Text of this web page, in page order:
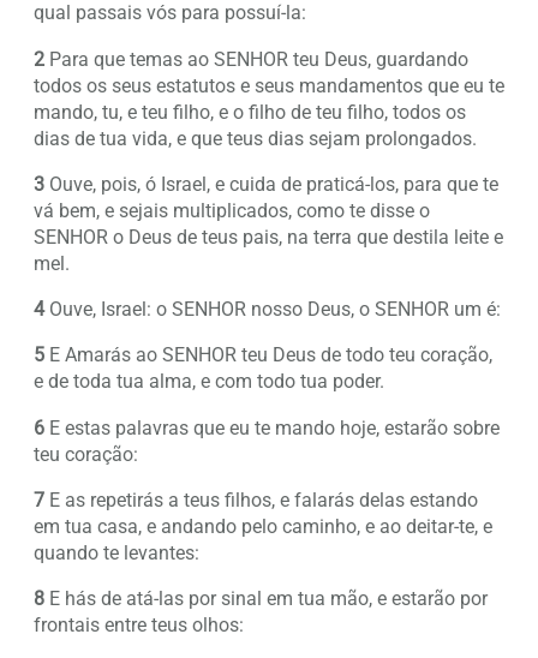
qual passais vós para possuí-la:
2 Para que temas ao SENHOR teu Deus, guardando
todos os seus estatutos e seus mandamentos que eu te
mando, tu, e teu filho, e o filho de teu filho, todos os
dias de tua vida, e que teus dias sejam prolongados.
3 Ouve, pois, ó Israel, e cuida de praticá-los, para que te
vá bem, e sejais multiplicados, como te disse o
SENHOR o Deus de teus pais, na terra que destila leite e
mel.
4Ouve, Israel: o SENHOR nosso Deus, o SENHOR um é:
5 E Amarás ao SENHOR teu Deus de todo teu coração,
e de toda tua alma, e com todo tua poder.
6 E estas palavras que eu te mando hoje, estarão sobre
teu coração:
7 E as repetirás a teus filhos, e falarás delas estando
em tua casa, e andando pelo caminho, e ao deitar-te, e
quando te levantes:
8 E hás de atá-las por sinal em tua mão, e estarão por
frontais entre teus olhos: